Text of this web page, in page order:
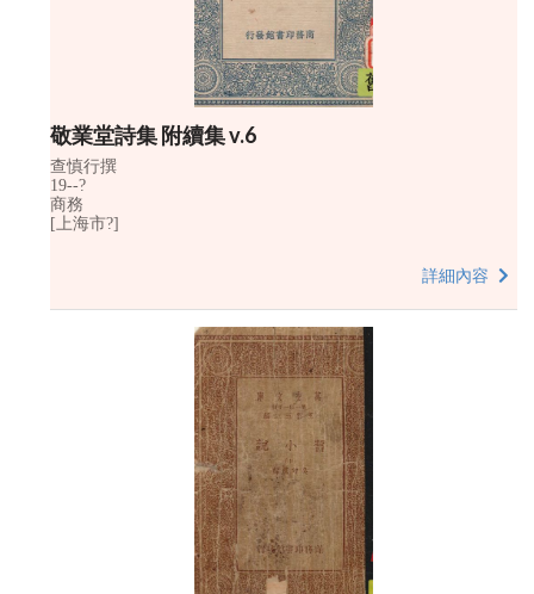
敬業堂詩集 附續集 v.6
查慎行撰
19--?
商務
[上海市?]
詳細內容